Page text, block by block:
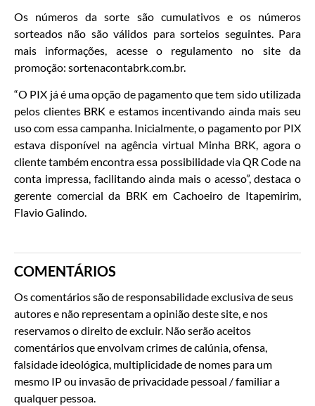
Os números da sorte são cumulativos e os números
sorteados não são válidos para sorteios seguintes. Para
mais informações, acesse o regulamento no site da
promoção: sortenacontabrk.com.br.
“O PIX já é uma opção de pagamento que tem sido utilizada
pelos clientes BRK e estamos incentivando ainda mais seu
uso com essa campanha. Inicialmente, o pagamento por PIX
estava disponível na agência virtual Minha BRK, agora o
cliente também encontra essa possibilidade via QR Code na
conta impressa, facilitando ainda mais o acesso”, destaca o
gerente comercial da BRK em Cachoeiro de Itapemirim,
Flavio Galindo.
COMENTÁRIOS
Os comentários são de responsabilidade exclusiva de seus
autores e não representam a opinião deste site, e nos
reservamos o direito de excluir. Não serão aceitos
comentários que envolvam crimes de calúnia, ofensa,
falsidade ideológica, multiplicidade de nomes para um
mesmo IP ou invasão de privacidade pessoal / familiar a
qualquer pessoa.